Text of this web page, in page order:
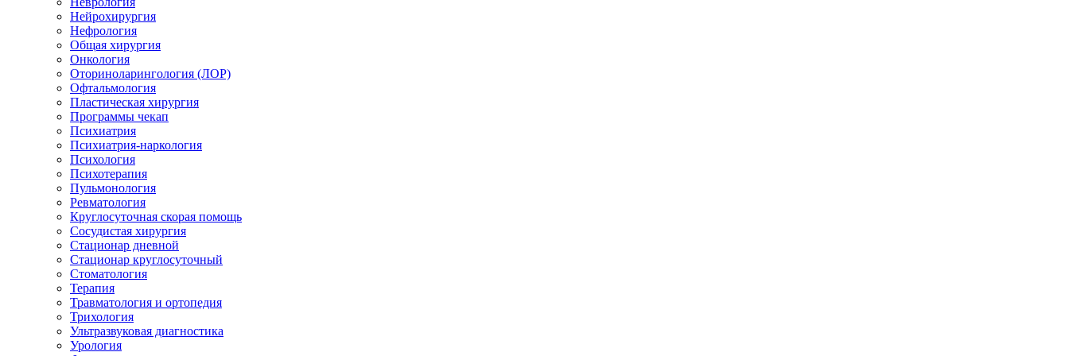
Нейрохирургия
Нефрология
Общая хирургия
Онкология
Оториноларингология (ЛОР)
Офтальмология
Пластическая хирургия
Программы чекап
Психиатрия
Психиатрия-наркология
Психология
Психотерапия
Пульмонология
Ревматология
Круглосуточная скорая помощь
Сосудистая хирургия
Стационар дневной
Стационар круглосуточный
Стоматология
Терапия
Травматология и ортопедия
Трихология
Ультразвуковая диагностика
Урология